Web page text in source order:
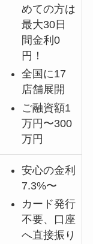
めての方は
最大30日
間金利0
円！
全国に17
店舗展開
ご融資額1
万円〜300
万円
安心の金利
7.3%〜
カード発行
不要、口座
へ直接振り